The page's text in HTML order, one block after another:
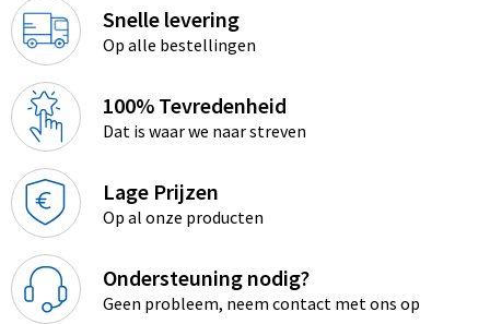
Snelle levering
Op alle bestellingen
100% Tevredenheid
Dat is waar we naar streven
Lage Prijzen
Op al onze producten
Ondersteuning nodig?
Geen probleem, neem contact met ons op